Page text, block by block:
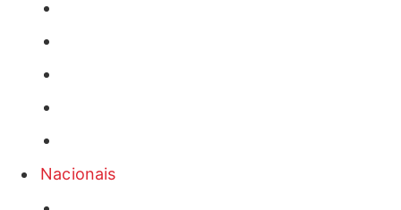
Nacionais